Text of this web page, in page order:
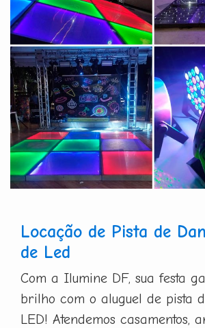
Locação de Pista de
de Led
Com a Ilumine DF, sua festa
brilho com o aluguel de pista
LED! Atendemos casamentos,